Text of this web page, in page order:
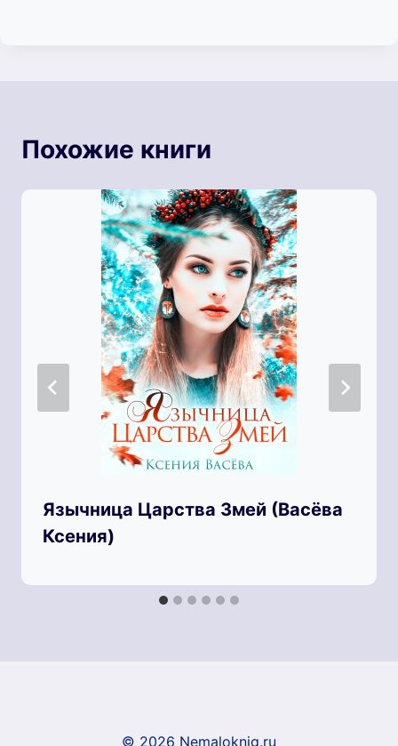
Похожие книги
Язычница Царства Змей (Васёва
Ксения)
© 2026 Nemaloknig.ru